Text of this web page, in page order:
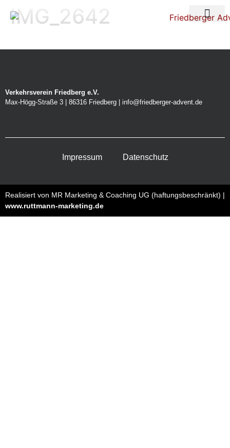
IMG_2642
Verkehrsverein Friedberg e.V.
Max-Högg-Straße 3 | 86316 Friedberg | info@friedberger-advent.de
Impressum Datenschutz
Realisiert von MR Marketing & Coaching UG (haftungsbeschränkt) |
www.ruttmann-marketing.de